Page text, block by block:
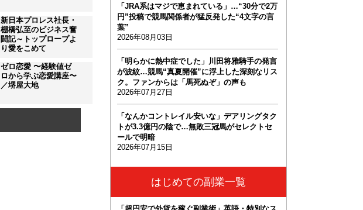
新日本プロレス社長・
棚橋弘至のビジネス奮
闘記～トップロープよ
り愛をこめて
ゼロ恋愛 〜経験値ゼ
ロから学ぶ恋愛講座〜
／堺屋大地
「JRA系はマジで恵まれている」…“30分で2万
円”投稿で競馬関係者が猛反発した“4文字の言
葉”
2026年08月03日
「明らかに熱中症でした」川田将雅騎手の発言
が波紋…競馬“真夏開催”に浮上した深刻なリス
ク。ファンからは「馬死ぬぞ」の声も
2026年07月27日
「なんかコントレイル安いな」デアリングタク
トが3.3億円の陰で…無敗三冠馬がセレクトセ
ールで明暗
2026年07月15日
はじめての副業一覧